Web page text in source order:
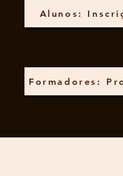
Alunos:
Formadores: